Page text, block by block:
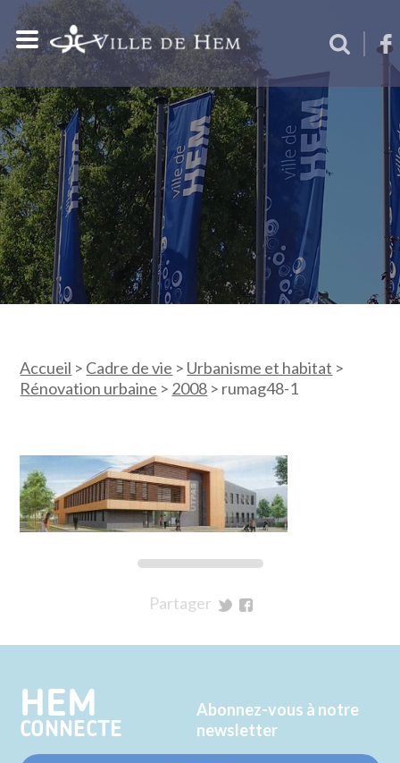
Accueil > Cadre de vie > Urbanisme et habitat >
Rénovation urbaine > 2008 > rumag48-1
Partager
Twitter
Facebook
HEM
CONNECTE
Abonnez-vous à notre
newsletter